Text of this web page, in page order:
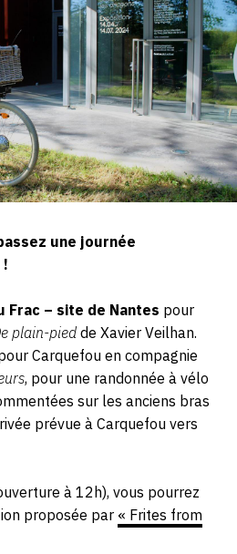
AUX GALERISTES
SITE ARTISTE
D'EXPO
EXPOSITIONS
CONTRIBUTEUR
OAM
D'OAM
CGU
CGV
NOUS
une journée
!
Frac – site de Nantes pour
plain-pied de Xavier Veilhan.
Carquefou en compagnie
, pour une randonnée à vélo
sur les anciens bras
prévue à Carquefou vers
à 12h), vous pourrez
proposée par « Frites from